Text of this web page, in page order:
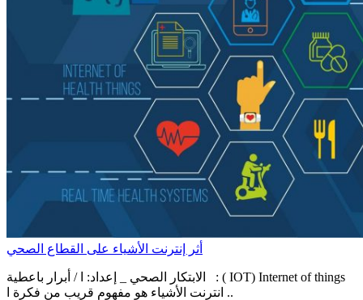
أثر إنترنت الأشياء على القطاع الصحي
الابتكار الصحي _ إعداد: ا / أبرار باعطية : ( IOT) Internet of things
انترنت الأشياء هو مفهوم قريب من فكرة ا ..